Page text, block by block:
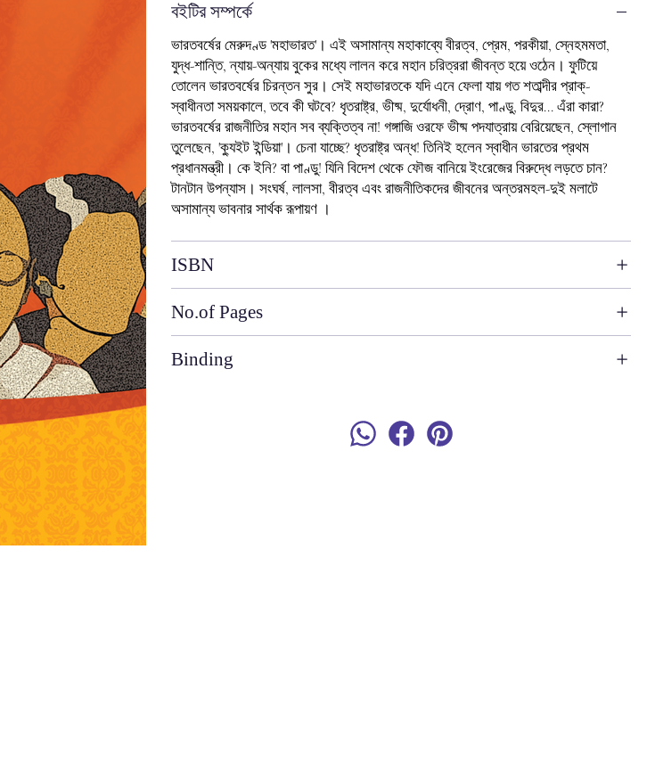
বইটির সম্পর্কে
ভারতবর্ষের মেরুদণ্ড 'মহাভারত'। এই অসামান্য মহাকাব্যে বীরত্ব, প্রেম, পরকীয়া, স্নেহমমতা,
যুদ্ধ-শান্তি, ন্যায়-অন্যায় বুকের মধ্যে লালন করে মহান চরিত্ররা জীবন্ত হয়ে ওঠেন। ফুটিয়ে
তোলেন ভারতবর্ষের চিরন্তন সুর। সেই মহাভারতকে যদি এনে ফেলা যায় গত শতাব্দীর প্রাক্-
স্বাধীনতা সময়কালে, তবে কী ঘটবে? ধৃতরাষ্ট্র, ভীষ্ম, দুর্যোধনী, দ্রোণ, পাণ্ডু, বিদুর... এঁরা কারা?
ভারতবর্ষের রাজনীতির মহান সব ব্যক্তিত্ব না! গঙ্গাজি ওরফে ভীষ্ম পদযাত্রায় বেরিয়েছেন, স্লোগান
তুলেছেন, 'ক্যুইট ইন্ডিয়া'। চেনা যাচ্ছে? ধৃতরাষ্ট্র অন্ধ! তিনিই হলেন স্বাধীন ভারতের প্রথম
প্রধানমন্ত্রী। কে ইনি? বা পাণ্ডু! যিনি বিদেশ থেকে ফৌজ বানিয়ে ইংরেজের বিরুদ্ধে লড়তে চান?
টানটান উপন্যাস। সংঘর্ষ, লালসা, বীরত্ব এবং রাজনীতিকদের জীবনের অন্তরমহল-দুই মলাটে
অসামান্য ভাবনার সার্থক রূপায়ণ ।
ISBN
No.of Pages
Binding